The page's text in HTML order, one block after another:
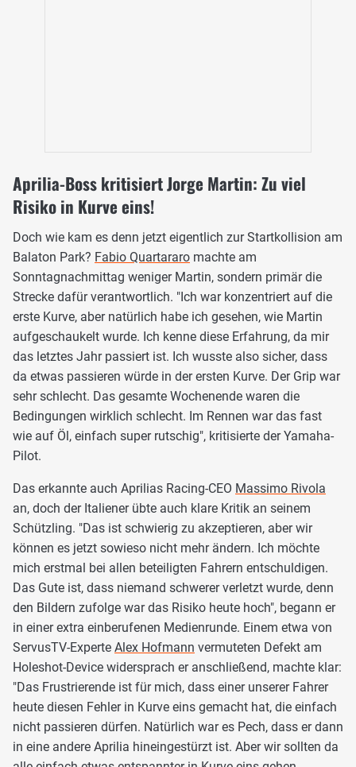
Aprilia-Boss kritisiert Jorge Martin: Zu viel
Risiko in Kurve eins!
Doch wie kam es denn jetzt eigentlich zur Startkollision am
Balaton Park? Fabio Quartararo machte am
Sonntagnachmittag weniger Martin, sondern primär die
Strecke dafür verantwortlich. "Ich war konzentriert auf die
erste Kurve, aber natürlich habe ich gesehen, wie Martin
aufgeschaukelt wurde. Ich kenne diese Erfahrung, da mir
das letztes Jahr passiert ist. Ich wusste also sicher, dass
da etwas passieren würde in der ersten Kurve. Der Grip war
sehr schlecht. Das gesamte Wochenende waren die
Bedingungen wirklich schlecht. Im Rennen war das fast
wie auf Öl, einfach super rutschig", kritisierte der Yamaha-
Pilot.
Das erkannte auch Aprilias Racing-CEO Massimo Rivola
an, doch der Italiener übte auch klare Kritik an seinem
Schützling. "Das ist schwierig zu akzeptieren, aber wir
können es jetzt sowieso nicht mehr ändern. Ich möchte
mich erstmal bei allen beteiligten Fahrern entschuldigen.
Das Gute ist, dass niemand schwerer verletzt wurde, denn
den Bildern zufolge war das Risiko heute hoch", begann er
in einer extra einberufenen Medienrunde. Einem etwa von
ServusTV-Experte Alex Hofmann vermuteten Defekt am
Holeshot-Device widersprach er anschließend, machte klar:
"Das Frustrierende ist für mich, dass einer unserer Fahrer
heute diesen Fehler in Kurve eins gemacht hat, die einfach
nicht passieren dürfen. Natürlich war es Pech, dass er dann
in eine andere Aprilia hineingestürzt ist. Aber wir sollten da